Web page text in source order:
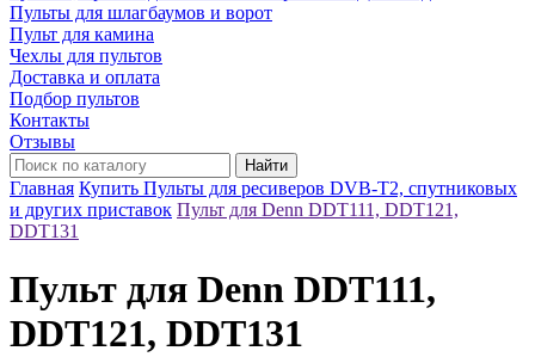
Пульты для шлагбаумов и ворот
Пульт для камина
Чехлы для пультов
Доставка и оплата
Подбор пультов
Контакты
Отзывы
Найти
Главная Купить Пульты для ресиверов DVB-T2, спутниковых
и других приставок Пульт для Denn DDT111, DDT121,
DDT131
Пульт для Denn DDT111,
DDT121, DDT131